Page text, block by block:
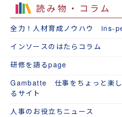
読み物・コラム
全力！人材育成ノウハウ ins-
インソースのはたらコラム
研修を語るpage
Gambatte 仕事をちょっと楽し
るサイト
人事のお役立ちニュース